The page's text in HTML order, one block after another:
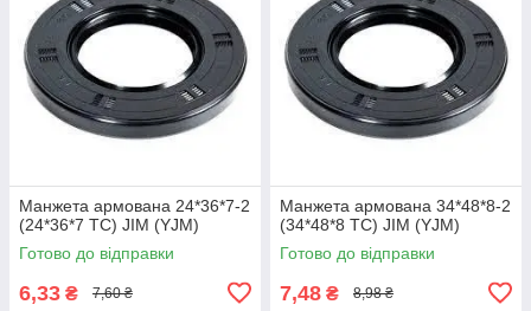
Манжета армована 24*36*7-2
(24*36*7 TC) JIM (YJM)
Готово до відправки
6,33 ₴ 7,60 ₴
Манжета армована 34*48*8-2
(34*48*8 TC) JIM (YJM)
Готово до відправки
7,48 ₴ 8,98 ₴